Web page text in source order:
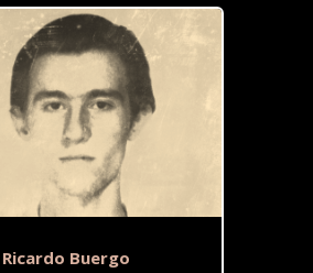
Ricardo Buergo